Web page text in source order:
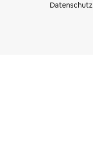
Datenschutz